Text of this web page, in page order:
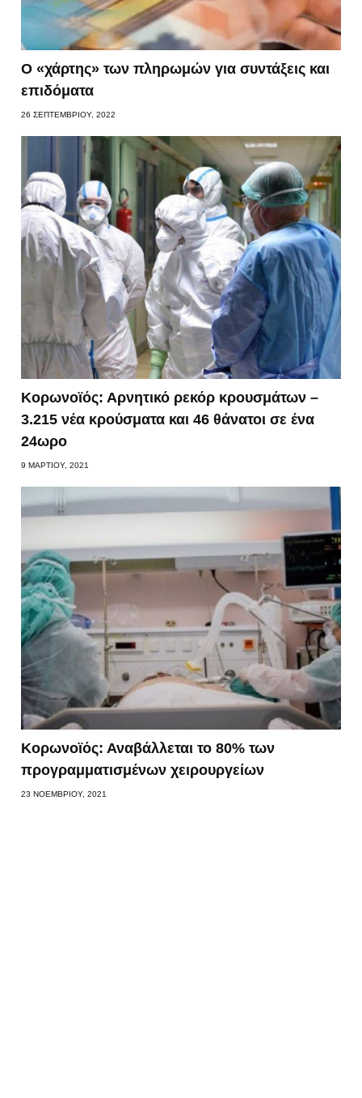
Ο «χάρτης» των πληρωμών για συντάξεις και
επιδόματα
26 ΣΕΠΤΕΜΒΡΊΟΥ, 2022
Κορωνοϊός: Αρνητικό ρεκόρ κρουσμάτων –
3.215 νέα κρούσματα και 46 θάνατοι σε ένα
24ωρο
9 ΜΑΡΤΊΟΥ, 2021
Κορωνοϊός: Αναβάλλεται το 80% των
προγραμματισμένων χειρουργείων
23 ΝΟΕΜΒΡΊΟΥ, 2021